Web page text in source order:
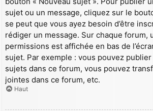
sujet ou un message, cliquez sur le
se peut que vous ayez besoin d’être
rédiger un message. Sur chaque forum,
permissions est affichée en bas de
sujet. Par exemple : vous pouvez
sujets dans ce forum, vous pouvez
jointes dans ce forum, etc.
Haut